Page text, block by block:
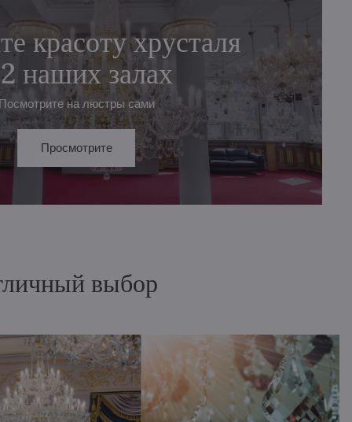
красоту хрусталя
наших залах
на люстры сами
Просмотрите
выбор